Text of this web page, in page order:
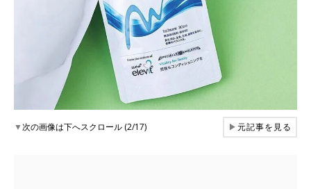
▼次の画像は下へスクロール (2/17) ▶元記事を見る